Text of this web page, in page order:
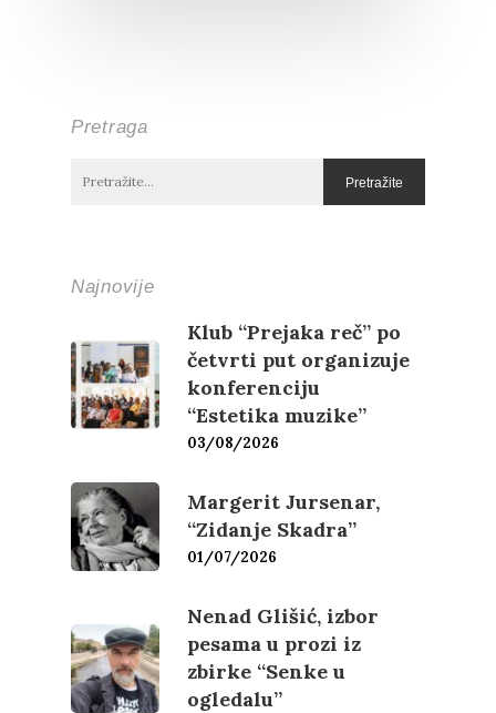
Pretraga
Najnovije
Klub “Prejaka reč” po
četvrti put organizuje
konferenciju
“Estetika muzike”
03/08/2026
Margerit Jursenar,
“Zidanje Skadra”
01/07/2026
Nenad Glišić, izbor
pesama u prozi iz
zbirke “Senke u
ogledalu”